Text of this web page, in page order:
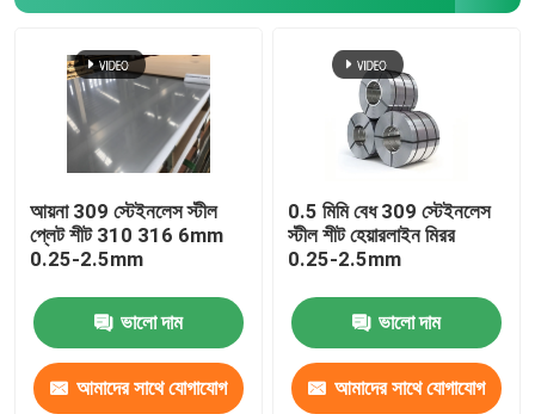
আয়না 309 স্টেইনলেস স্টীল
প্লেট শীট 310 316 6mm
0.25-2.5mm
ভালো দাম
আমাদের সাথে যোগাযোগ
0.5 মিমি বেধ 309 স্টেইনলেস
স্টীল শীট হেয়ারলাইন মিরর
0.25-2.5mm
ভালো দাম
আমাদের সাথে যোগাযোগ